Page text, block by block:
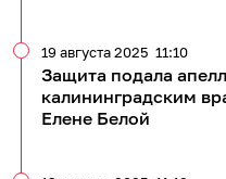
Защита подала
калининградским
Елене Белой
19 августа 2025 11:10